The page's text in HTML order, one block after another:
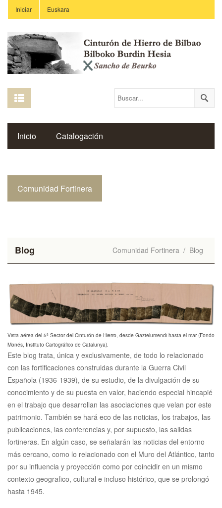
Iniciar Euskara
Inicio Catalogación
Comunidad Fortinera
Blog Comunidad Fortinera / Blog
Vista aérea del 5º Sector del Cinturón de Hierro, desde Gaztelumendi hasta el mar (Fondo
Monés, Instituto Cartográfico de Catalunya).
Este blog trata, única y exclusivamente, de todo lo relacionado
con las fortificaciones construidas durante la Guerra Civil
Española (1936-1939), de su estudio, de la divulgación de su
conocimiento y de su puesta en valor, haciendo especial hincapié
en el trabajo que desarrollan las asociaciones que velan por este
patrimonio. También se hará eco de las noticias, los trabajos, las
publicaciones, las conferencias y, por supuesto, las salidas
fortineras. En algún caso, se señalarán las noticias del entorno
más cercano, como lo relacionado con el Muro del Atlántico, tanto
por su influencia y proyección como por coincidir en un mismo
contexto geografico, cultural e incluso histórico, que se prolongó
hasta 1945.